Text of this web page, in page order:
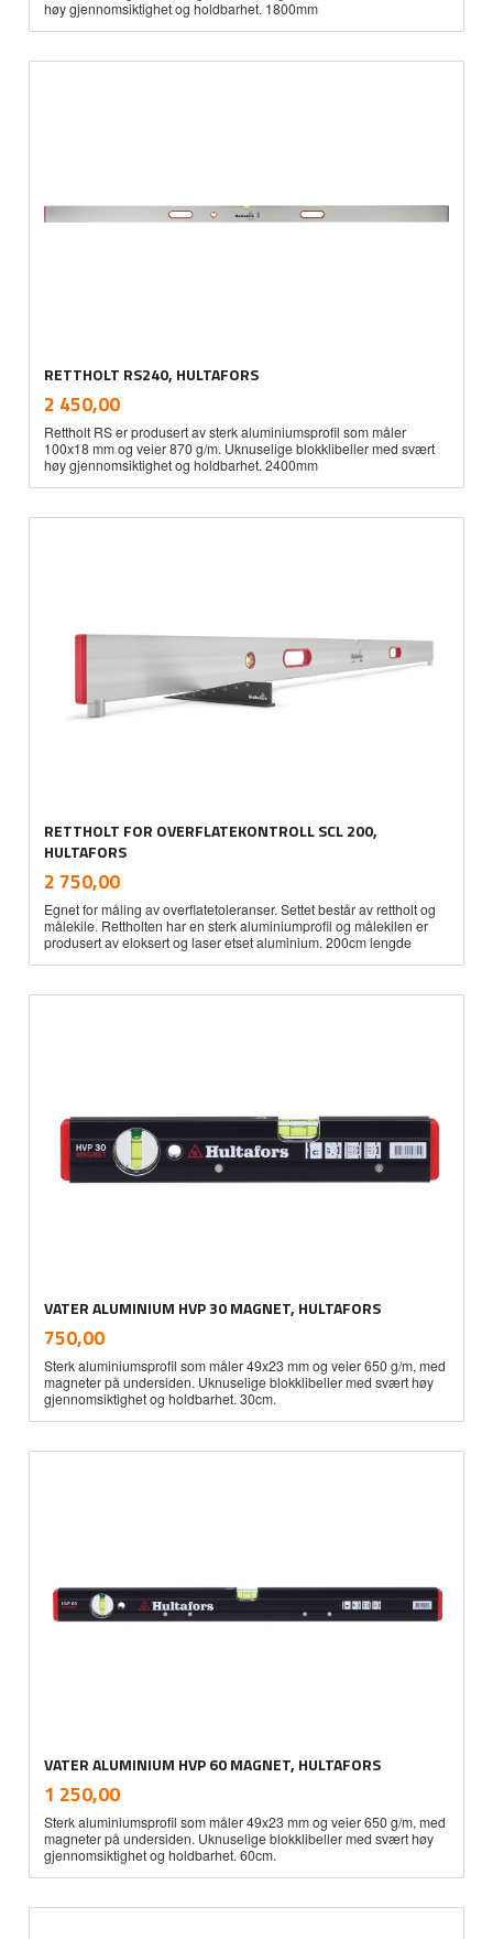
høy gjennomsiktighet og holdbarhet. 1800mm
RETTHOLT RS240, HULTAFORS
Pris
2 450,00mva.
Rettholt RS er produsert av sterk aluminiumsprofil som måler
100x18 mm og veier 870 g/m. Uknuselige blokklibeller med svært
høy gjennomsiktighet og holdbarhet. 2400mm
RETTHOLT FOR OVERFLATEKONTROLL SCL 200,
HULTAFORS
Pris
2 750,00mva.
Egnet for måling av overflatetoleranser. Settet består av rettholt og
målekile. Rettholten har en sterk aluminiumprofil og målekilen er
produsert av eloksert og laser etset aluminium. 200cm lengde
VATER ALUMINIUM HVP 30 MAGNET, HULTAFORS
Pris
750,00mva.
Sterk aluminiumsprofil som måler 49x23 mm og veier 650 g/m, med
magneter på undersiden. Uknuselige blokklibeller med svært høy
gjennomsiktighet og holdbarhet. 30cm.
VATER ALUMINIUM HVP 60 MAGNET, HULTAFORS
Pris
1 250,00mva.
Sterk aluminiumsprofil som måler 49x23 mm og veier 650 g/m, med
magneter på undersiden. Uknuselige blokklibeller med svært høy
gjennomsiktighet og holdbarhet. 60cm.